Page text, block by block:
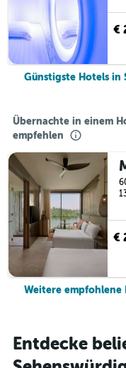
€
Günstigste Hotels in
Übernachte in einem
empfehlen
€
Weitere empfohlene
Entdecke